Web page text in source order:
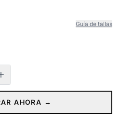
Guía de tallas
AHORA →